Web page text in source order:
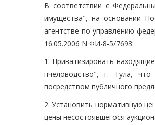
В соответствии с
имущества", на основании
агентстве по управлению
16.05.2006 N ФИ-8-5/7693:
1. Приватизировать
пчеловодство", г. Тула, что
посредством публичного
2. Установить нормативную
цены несостоявшегося